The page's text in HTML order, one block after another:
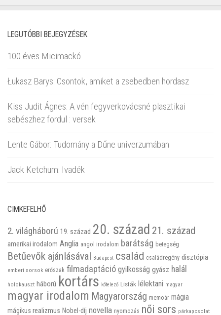
LEGUTÓBBI BEJEGYZÉSEK
100 éves Micimackó
Łukasz Barys: Csontok, amiket a zsebedben hordasz
Kiss Judit Ágnes: A vén fegyverkovácsné plasztikai
sebészhez fordul : versek
Lente Gábor: Tudomány a Dűne univerzumában
Jack Ketchum: Ivadék
CIMKEFELHŐ
2. világháború 19. század 20. század 21. század
amerikai irodalom Anglia angol irodalom barátság betegség
Betűevők ajánlásával Budapest család családregény disztópia
emberi sorsok erőszak filmadaptáció gyilkosság gyász halál
holokauszt háború kortárs kötelező Listák lélektani magyar
magyar irodalom Magyarország memoár mágia
mágikus realizmus Nobel-díj novella nyomozás női sors párkapcsolat